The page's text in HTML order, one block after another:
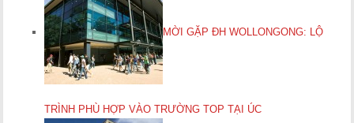
MỜI GẶP ĐH WOLLONGONG: LỘ
TRÌNH PHÙ HỢP VÀO TRƯỜNG TOP TẠI ÚC